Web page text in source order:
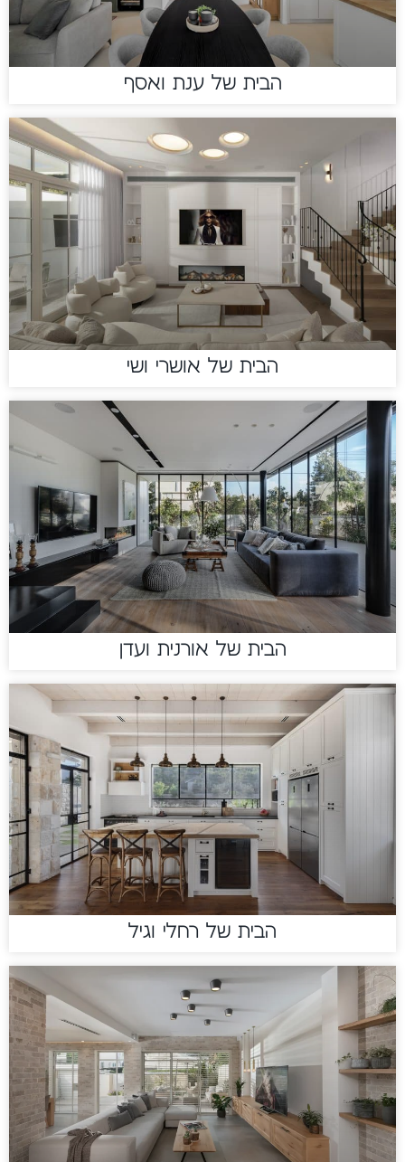
הבית של ענת ואסף
הבית של אושרי ושי
הבית של אורנית ועדן
הבית של רחלי וגיל